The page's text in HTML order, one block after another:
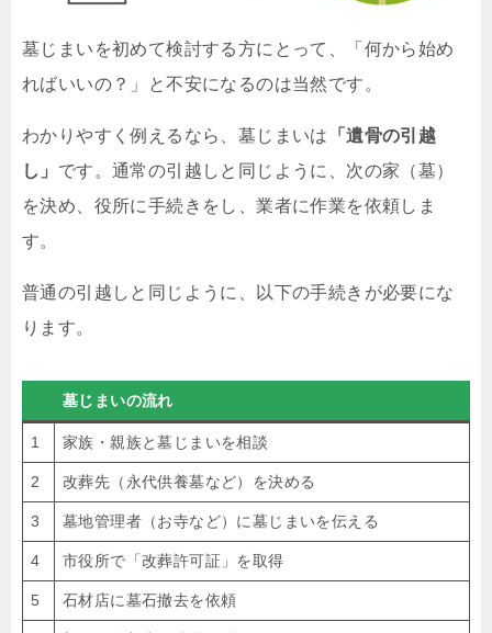
墓じまいを初めて検討する方にとって、「何から始め
ればいいの？」と不安になるのは当然です。
わかりやすく例えるなら、墓じまいは
「遺骨の引越
し」 です。通常の引越しと同じように、次の家（墓）
を決め、役所に手続きをし、業者に作業を依頼しま
す。
普通の引越しと同じように、以下の手続きが必要にな
ります。
墓じまいの流れ
1 家族・親族と墓じまいを相談
2 改葬先（永代供養墓など）を決める
3 墓地管理者（お寺など）に墓じまいを伝える
4 市役所で「改葬許可証」を取得
5 石材店に墓石撤去を依頼